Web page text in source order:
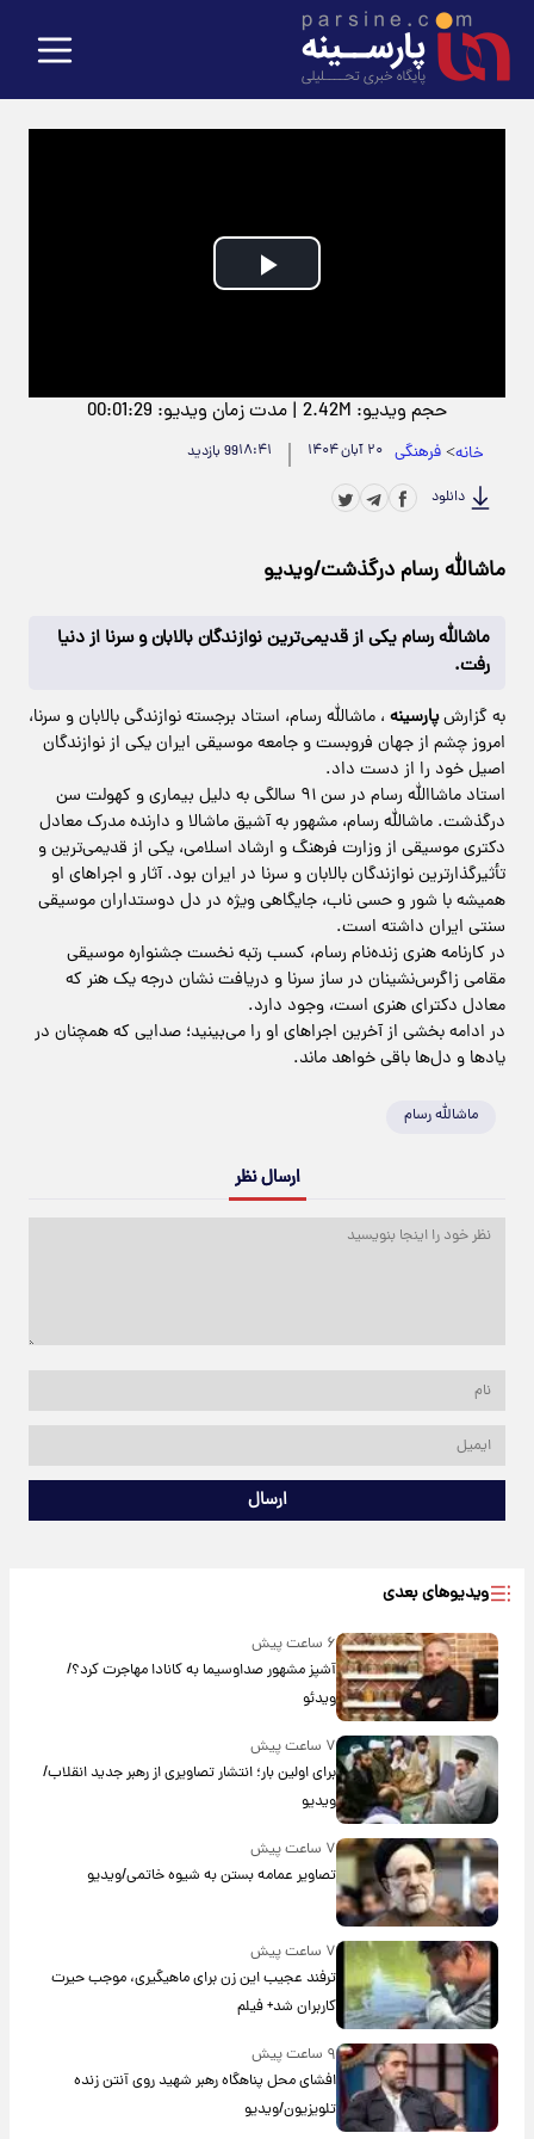
Play
حجم ویدیو: 2.42M | مدت زمان ویدیو: 00:01:29
خانه>فرهنگی ۲۰ آبان ۱۴۰۴ ۱۸:۴۱99 بازدید
دانلود
ماشالله رسام درگذشت/ویدیو
ماشالله رسام یکی از قدیمی‌ترین نوازندگان بالابان و سرنا از دنیا
رفت.
به گزارشپارسینه ، ماشالله رسام، استاد برجسته نوازندگی بالابان و سرنا،
امروز چشم از جهان فروبست و جامعه موسیقی ایران یکی از نوازندگان
اصیل خود را از دست داد.
استاد ماشاالله رسام در سن ۹۱ سالگی به دلیل بیماری و کهولت سن
درگذشت. ماشالله رسام، مشهور به آشیق ماشالا و دارنده مدرک معادل
دکتری موسیقی از وزارت فرهنگ و ارشاد اسلامی، یکی از قدیمی‌ترین و
تأثیرگذارترین نوازندگان بالابان و سرنا در ایران بود. آثار و اجراهای او
همیشه با شور و حسی ناب، جایگاهی ویژه در دل دوستداران موسیقی
سنتی ایران داشته است.
در کارنامه هنری زنده‌نام رسام، کسب رتبه نخست جشنواره موسیقی
مقامی زاگرس‌نشینان در ساز سرنا و دریافت نشان درجه یک هنر که
معادل دکترای هنری است، وجود دارد.
در ادامه بخشی از آخرین اجراهای او را می‌بینید؛ صدایی که همچنان در
یادها و دل‌ها باقی خواهد ماند.
ماشالله رسام
ارسال نظر
ارسال
ویدیوهای بعدی
۶ ساعت پیش
آشپز مشهور صداوسیما به کانادا مهاجرت کرد؟/
ویدئو
۷ ساعت پیش
برای اولین بار؛ انتشار تصاویری از رهبر جدید انقلاب/
ویدیو
۷ ساعت پیش
تصاویر عمامه بستن به شیوه خاتمی/ویدیو
۷ ساعت پیش
ترفند عجیب این زن برای ماهیگیری، موجب حیرت
کاربران شد+ فیلم
۹ ساعت پیش
افشای محل پناهگاه‌ رهبر شهید روی آنتن زنده
تلویزیون/ویدیو